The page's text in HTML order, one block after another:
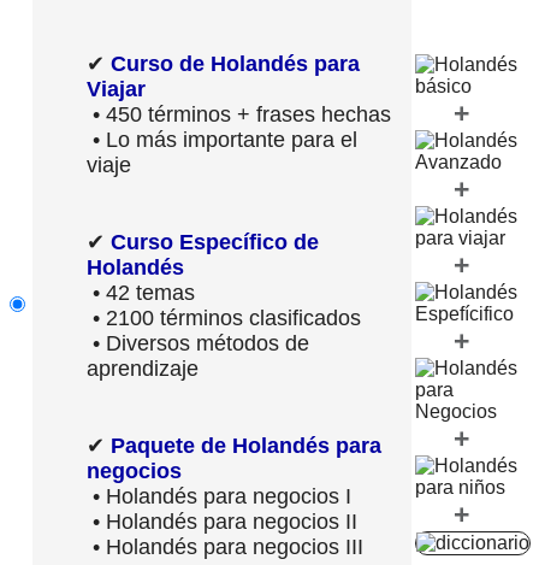
✔ Curso de Holandés para
Viajar
• 450 términos + frases hechas
• Lo más importante para el
viaje
✔ Curso Específico de
Holandés
• 42 temas
• 2100 términos clasificados
• Diversos métodos de
aprendizaje
✔ Paquete de Holandés para
negocios
• Holandés para negocios I
• Holandés para negocios II
• Holandés para negocios III
+
+
+
+
+
+